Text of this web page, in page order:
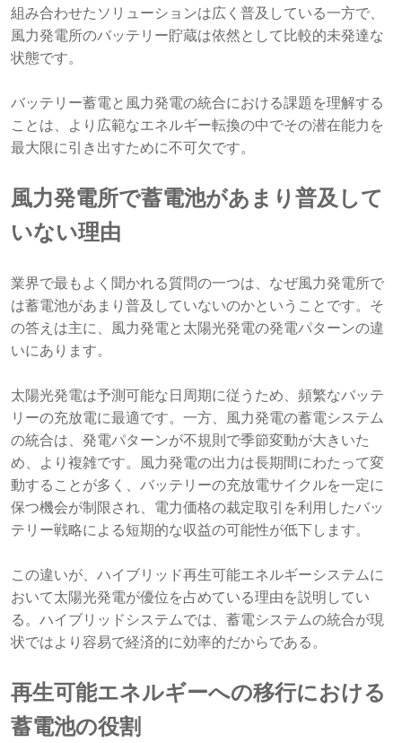
組み合わせたソリューションは広く普及している一方で、
風力発電所のバッテリー貯蔵は依然として比較的未発達な
状態です。
バッテリー蓄電と風力発電の統合における課題を理解する
ことは、より広範なエネルギー転換の中でその潜在能力を
最大限に引き出すために不可欠です。
風力発電所で蓄電池があまり普及して
いない理由
業界で最もよく聞かれる質問の一つは、なぜ風力発電所で
は蓄電池があまり普及していないのかということです。そ
の答えは主に、風力発電と太陽光発電の発電パターンの違
いにあります。
太陽光発電は予測可能な日周期に従うため、頻繁なバッテ
リーの充放電に最適です。一方、風力発電の蓄電システム
の統合は、発電パターンが不規則で季節変動が大きいた
め、より複雑です。風力発電の出力は長期間にわたって変
動することが多く、バッテリーの充放電サイクルを一定に
保つ機会が制限され、電力価格の裁定取引を利用したバッ
テリー戦略による短期的な収益の可能性が低下します。
この違いが、ハイブリッド再生可能エネルギーシステムに
おいて太陽光発電が優位を占めている理由を説明してい
る。ハイブリッドシステムでは、蓄電システムの統合が現
状ではより容易で経済的に効率的だからである。
再生可能エネルギーへの移行における
蓄電池の役割